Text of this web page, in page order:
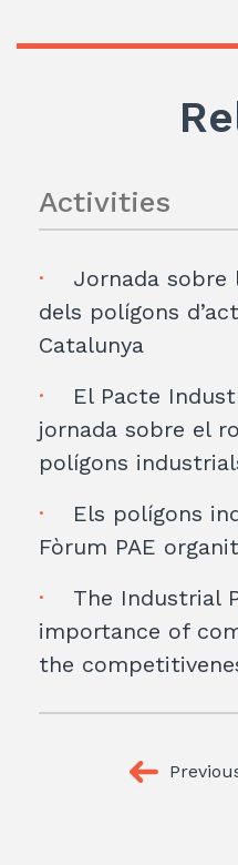
Activities
Jornada
dels polígons
Catalunya
El Pacte
jornada sobre el
polígons
Els polígons
Fòrum PAE
The Industrial
importance of
the